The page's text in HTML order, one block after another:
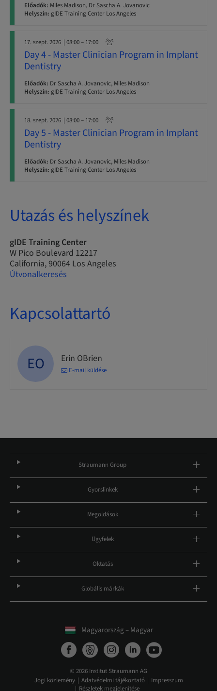
Előadók: Miles Madison, Dr Sascha A. Jovanovic
Helyszín: gIDE Training Center Los Angeles
17. szept. 2026 | 08:00 – 17:00
Day 4 - Master Clinician Program in Implant
Dentistry
Előadók: Dr Sascha A. Jovanovic, Miles Madison
Helyszín: gIDE Training Center Los Angeles
18. szept. 2026 | 08:00 – 17:00
Day 5 - Master Clinician Program in Implant
Dentistry
Előadók: Dr Sascha A. Jovanovic, Miles Madison
Helyszín: gIDE Training Center Los Angeles
Utazás és helyszínek
gIDE Training Center
W Pico Boulevard 12217
California, 90064 Los Angeles
Útvonalkeresés
Kapcsolattartó
EO Erin OBrien
E-mail küldése
Straumann Group
Gyorslinkek
Megoldások
Ügyfelek
Oktatás
Globális márkák
Magyarország – Magyar
© 2026 Institut Straumann AG
Jogi közlemény
Adatvédelmi tájékoztató
Impresszum
Részletek megjelenítése